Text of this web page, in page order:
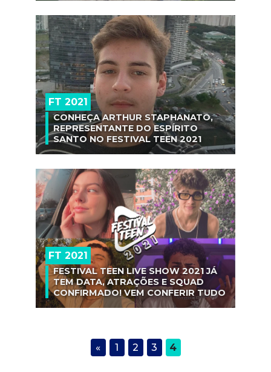
FT 2021
CONHEÇA ARTHUR STAPHANATO,
REPRESENTANTE DO ESPÍRITO
SANTO NO FESTIVAL TEEN 2021
FT 2021
FESTIVAL TEEN LIVE SHOW 2021 JÁ
TEM DATA, ATRAÇÕES E SQUAD
CONFIRMADO! VEM CONFERIR TUDO
« 1 2 3 4